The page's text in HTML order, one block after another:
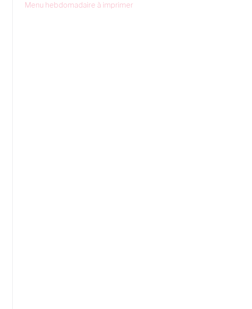
Menu hebdomadaire à imprimer